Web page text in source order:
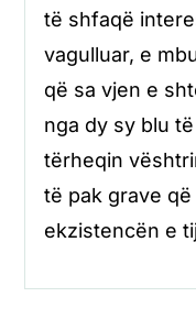
të shfaqë
vagulluar, e
që sa vjen e
nga dy sy blu
tërheqin
të pak grave
ekzistencën e